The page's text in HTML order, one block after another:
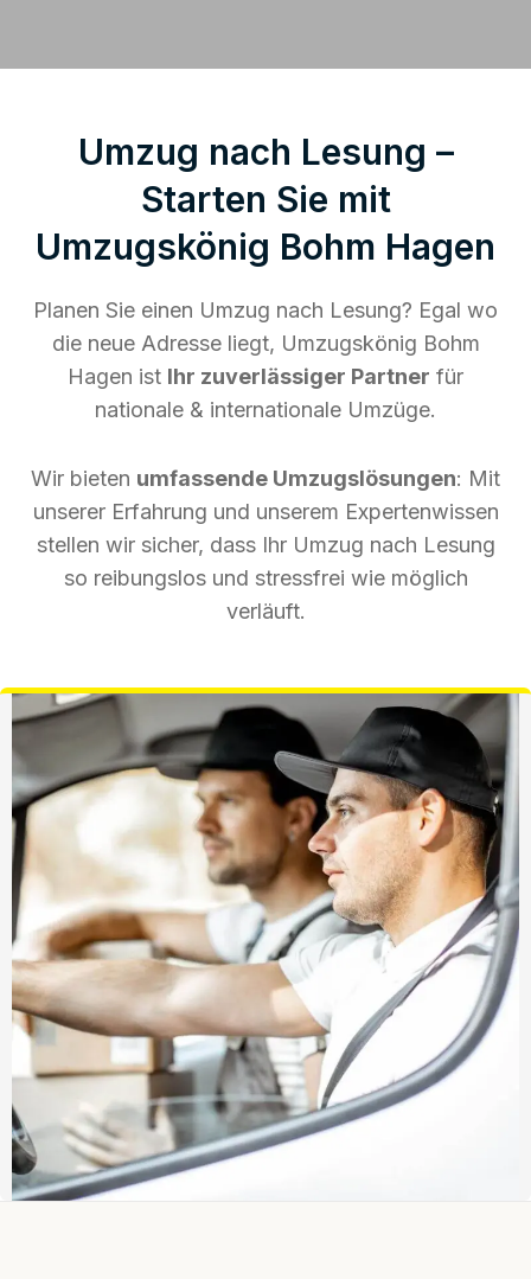
Umzug nach Lesung –
Starten Sie mit
Umzugskönig Bohm Hagen
Planen Sie einen Umzug nach Lesung? Egal wo
die neue Adresse liegt, Umzugskönig Bohm
Hagen ist Ihr zuverlässiger Partner für
nationale & internationale Umzüge.
Wir bieten umfassende Umzugslösungen: Mit
unserer Erfahrung und unserem Expertenwissen
stellen wir sicher, dass Ihr Umzug nach Lesung
so reibungslos und stressfrei wie möglich
verläuft.